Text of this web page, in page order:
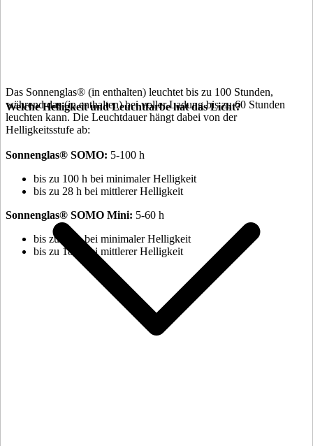
Das Sonnenglas® (in enthalten) leuchtet bis zu 100 Stunden,
während das(inenthalten) bei voller Ladung bis zu 60 Stunden
leuchten kann. Die Leuchtdauer hängt dabei von der
Helligkeitsstufe ab:
Sonnenglas® SOMO: ⁠5-100 h
bis zu 100 h bei minimaler Helligkeit
bis zu 28 h bei mittlerer Helligkeit
Sonnenglas® SOMO Mini: 5-60 h
bis zu 60 h bei minimaler Helligkeit
bis zu 18 h bei mittlerer Helligkeit
Welche Helligkeit und Leuchtfarbe hat das Licht?